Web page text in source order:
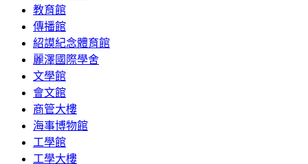
教育館
傳播館
紹謨紀念體育館
麗澤國際學舍
文學館
會文館
商管大樓
海事博物館
工學館
工學大樓